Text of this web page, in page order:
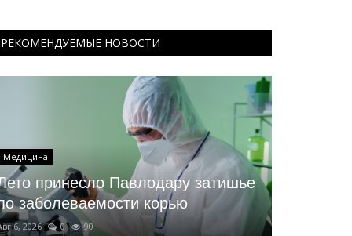
РЕКОМЕНДУЕМЫЕ НОВОСТИ
Медицина
принесло Павлодару затишье
заболеваемости корью
6, 2026 0 90